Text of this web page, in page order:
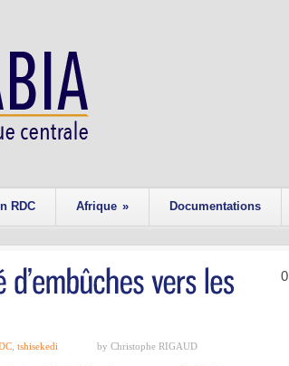
RDC Afrique » Documentations
0
tshisekedi by Christophe RIGAUD